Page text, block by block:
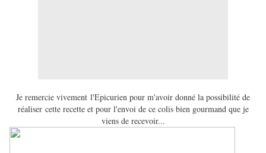
Je remercie vivement l'Epicurien pour m'avoir donné la possibilité de
réalisercette recette et pour l'envoi de ce colis bien gourmand que je
viens de recevoir...